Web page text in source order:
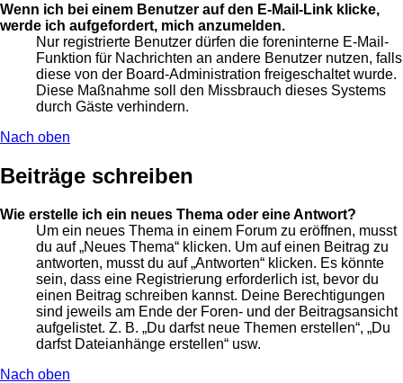
Wenn ich bei einem Benutzer auf den E-Mail-Link klicke,
werde ich aufgefordert, mich anzumelden.
Nur registrierte Benutzer dürfen die foreninterne E-Mail-
Funktion für Nachrichten an andere Benutzer nutzen, falls
diese von der Board-Administration freigeschaltet wurde.
Diese Maßnahme soll den Missbrauch dieses Systems
durch Gäste verhindern.
Nach oben
Beiträge schreiben
Wie erstelle ich ein neues Thema oder eine Antwort?
Um ein neues Thema in einem Forum zu eröffnen, musst
du auf „Neues Thema“ klicken. Um auf einen Beitrag zu
antworten, musst du auf „Antworten“ klicken. Es könnte
sein, dass eine Registrierung erforderlich ist, bevor du
einen Beitrag schreiben kannst. Deine Berechtigungen
sind jeweils am Ende der Foren- und der Beitragsansicht
aufgelistet. Z. B. „Du darfst neue Themen erstellen“, „Du
darfst Dateianhänge erstellen“ usw.
Nach oben